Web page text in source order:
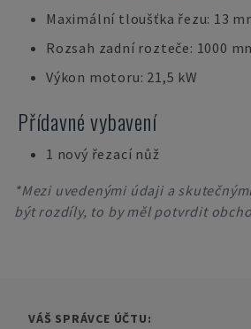
Maximální tloušťka řezu: 13
Rozsah zadní rozteče: 1000
Výkon motoru: 21,5 kW
Přídavné vybavení
1 nový řezací nůž
*Mezi uvedenými údaji a
být rozdíly, to by měl potvrdit
VÁŠ SPRÁVCE ÚČTU: